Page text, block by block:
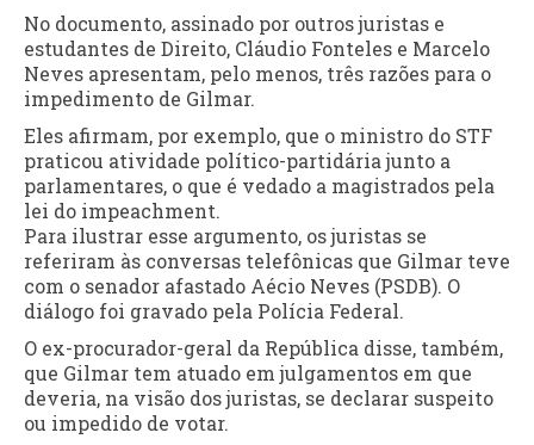
No documento, assinado por outros juristas e
estudantes de Direito, Cláudio Fonteles e Marcelo
Neves apresentam, pelo menos, três razões para o
impedimento de Gilmar.
Eles afirmam, por exemplo, que o ministro do STF
praticou atividade político-partidária junto a
parlamentares, o que é vedado a magistrados pela
lei do impeachment.
Para ilustrar esse argumento, os juristas se
referiram às conversas telefônicas que Gilmar teve
com o senador afastado Aécio Neves (PSDB). O
diálogo foi gravado pela Polícia Federal.
O ex-procurador-geral da República disse, também,
que Gilmar tem atuado em julgamentos em que
deveria, na visão dos juristas, se declarar suspeito
ou impedido de votar.